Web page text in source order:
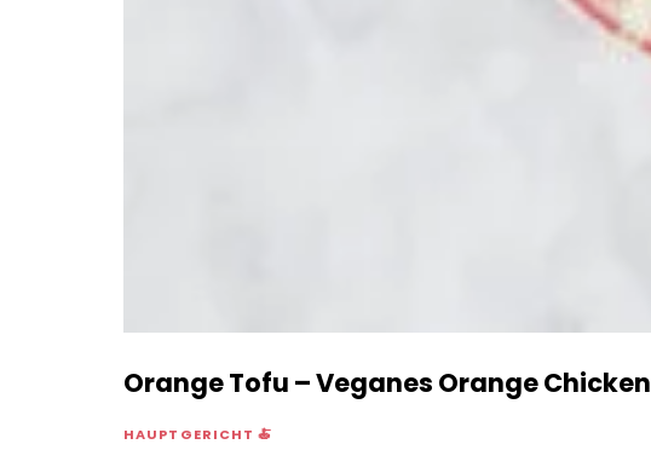
Orange Tofu – Veganes Orange Chicken
HAUPTGERICHT 🍝